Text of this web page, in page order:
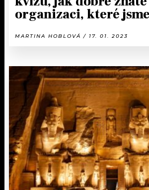
organizaci, které
MARTINA HOBLOVÁ / 17. 01. 2023